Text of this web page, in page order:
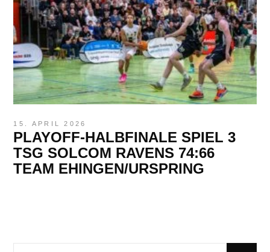
15. APRIL 2026
PLAYOFF-HALBFINALE SPIEL 3
TSG SOLCOM RAVENS 74:66
TEAM EHINGEN/URSPRING